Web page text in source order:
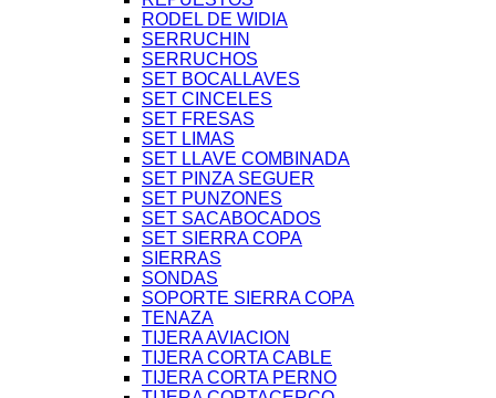
RODEL DE WIDIA
SERRUCHIN
SERRUCHOS
SET BOCALLAVES
SET CINCELES
SET FRESAS
SET LIMAS
SET LLAVE COMBINADA
SET PINZA SEGUER
SET PUNZONES
SET SACABOCADOS
SET SIERRA COPA
SIERRAS
SONDAS
SOPORTE SIERRA COPA
TENAZA
TIJERA AVIACION
TIJERA CORTA CABLE
TIJERA CORTA PERNO